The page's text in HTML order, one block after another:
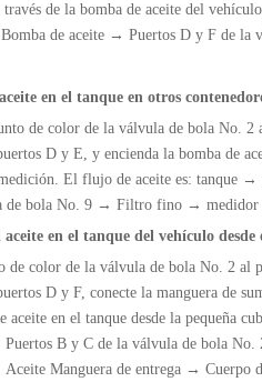
través de la bomba de aceite del
de aceite → Puertos D y F de la
en el tanque en otros
de color de la válvula de bola No.
D y E, y encienda la bomba de
El flujo de aceite es: tanque
de bola No. 9 → Filtro fino →
en el tanque del vehículo
de color de la válvula de bola No. 2 al
D y F, conecte la manguera de
aceite en el tanque desde la pequeña
B y C de la válvula de bola
Manguera de entrega → Cuerpo